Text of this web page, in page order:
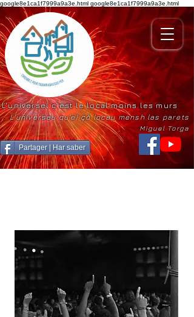
google8e1ca1f7999a9a3e.html google8e1ca1f7999a9a3e.html
Partager | Har saber
L'universel c'est le local moins les murs
L'universau qu'ei çò locau mensh las parets
Miguel Torga